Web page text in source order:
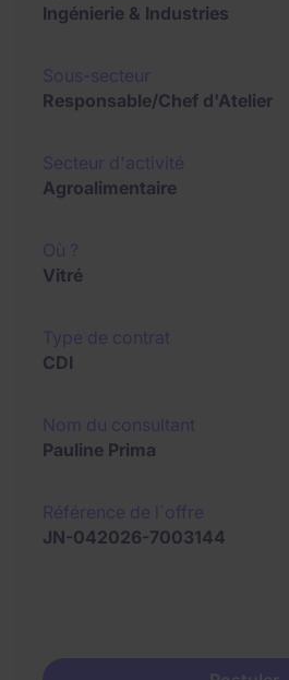
Ingénierie & Industries
Responsable/Chef d'Atelier
Agroalimentaire
Vitré
CDI
Pauline Prima
JN-042026-7003144